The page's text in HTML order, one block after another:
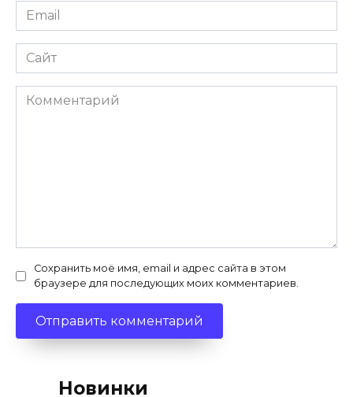
Email
*
Сайт
Комментарий
Сохранить моё имя, email и адрес сайта в этом
браузере для последующих моих комментариев.
Новинки